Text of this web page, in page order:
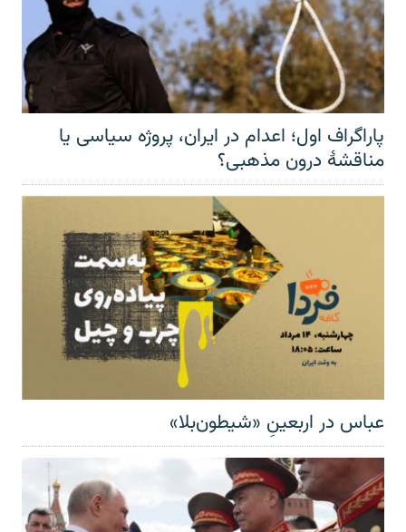
پاراگراف اول؛ اعدام در ایران، پروژه سیاسی یا
مناقشهٔ درون مذهبی؟
عباس در اربعینِ «شیطون‌بلا»